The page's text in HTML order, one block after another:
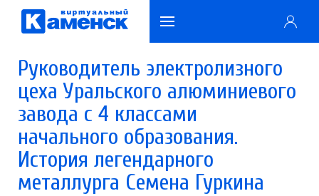
Руководитель электролизного
цеха Уральского алюминиевого
завода с 4 классами
начального образования.
История легендарного
металлурга Семена Гуркина